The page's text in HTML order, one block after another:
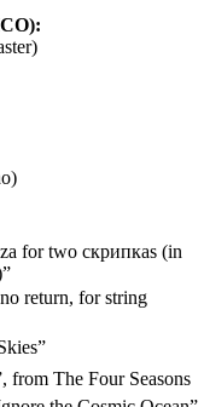
for two скрипкаs (in
return, for string
from The Four Seasons